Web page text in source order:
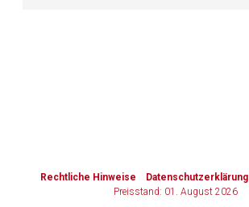
Rechtliche Hinweise Datenschutzerklärung
Preisstand: 01. August 2026